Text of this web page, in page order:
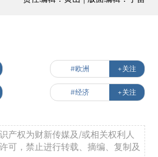
#欧洲 +关注
#经济 +关注
产权为财新传媒及/或相关权利人
可，禁止进行转载、摘编、复制及